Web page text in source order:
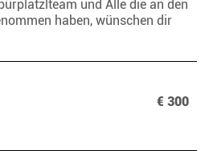
und Alle die an den
haben, wünschen dir
€ 300